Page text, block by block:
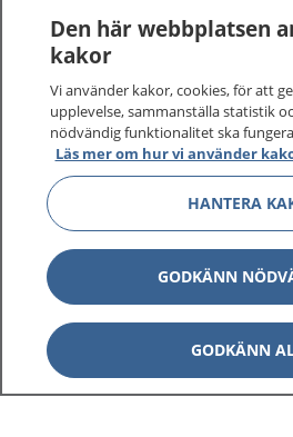
1177 på flera språk
Om 1177
Kontakt
Behandling av personuppgifter
Hantering av kakor
Den här webbplatsen
kakor
Vi använder kakor, cookies, för att
upplevelse, sammanställa statistik
nödvändig funktionalitet ska
Läs mer om hur vi använder
HANTERA
GODKÄNN
GODKÄNN